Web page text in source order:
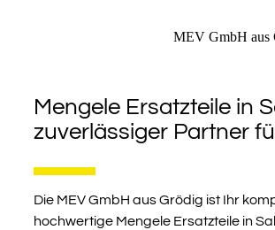
MEV GmbH aus
Mengele Ersatzteile in
zuverlässiger Partner
Die MEV GmbH aus Grödig ist Ihr
hochwertige Mengele Ersatzteile in